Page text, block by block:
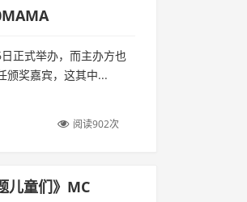
正式举办，而主办方也
颁奖嘉宾，这其中...
阅读902次
儿童们》MC